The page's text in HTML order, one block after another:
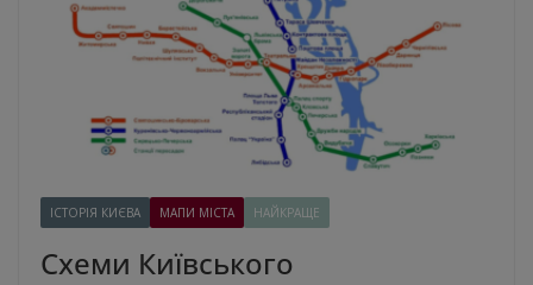
ІСТОРІЯ КИЄВА МАПИ МІСТА НАЙКРАЩЕ
Схеми Київського